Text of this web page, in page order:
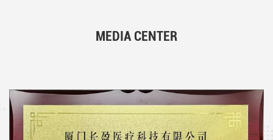
MEDIA CENTER